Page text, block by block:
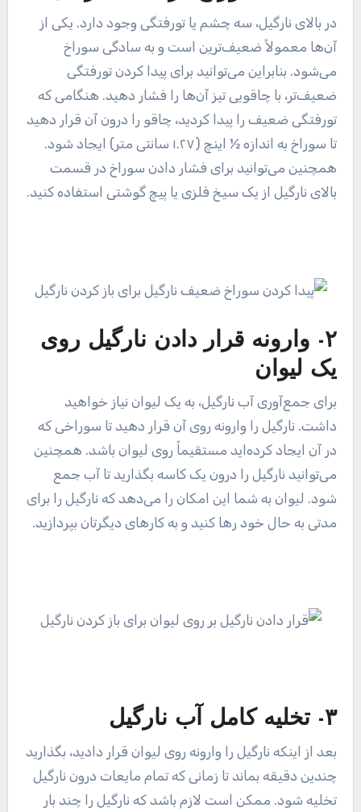
در بالای نارگیل، سه چشم یا تورفتگی وجود دارد. یکی از
آن‌ها معمولاً ضعیف‌ترین است و به سادگی سوراخ
می‌شود. بنابراین می‌توانید برای پیدا کردن تورفتگی
ضعیف‌تر، با چاقویی تیز آن‌ها را فشار دهید. هنگامی که
تورفتگی ضعیف را پیدا کردید، چاقو را درون آن قرار دهید
تا سوراخ به اندازه ½ اینچ (۱.۲۷ سانتی متر) ایجاد شود.
همچنین می‌توانید برای فشار دادن سوراخ در قسمت
بالای نارگیل از یک سیخ فلزی یا پیچ گوشتی استفاده کنید.
۲- وارونه قرار دادن نارگیل روی
یک لیوان
برای جمع‌آوری آب نارگیل، به یک لیوان نیاز خواهید
داشت. نارگیل را وارونه روی آن قرار دهید تا سوراخی که
در آن ایجاد کرده‌اید مستقیماً روی لیوان باشد. همچنین
می‌توانید نارگیل را درون یک کاسه بگذارید تا آب جمع
شود. لیوان به شما این امکان را می‌دهد که نارگیل را برای
مدتی به حال خود رها کنید و به کارهای دیگرتان بپردازید.
۳- تخلیه کامل آب نارگیل
بعد از اینکه نارگیل را وارونه روی لیوان قرار دادید، بگذارید
چندین دقیقه بماند تا زمانی که تمام مایعات درون نارگیل
تخلیه شود. ممکن است لازم باشد که نارگیل را چند بار